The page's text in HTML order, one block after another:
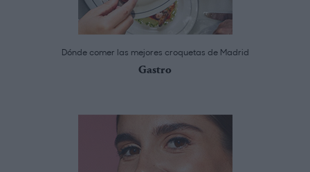
Dónde comer las mejores croquetas de Madrid
Gastro